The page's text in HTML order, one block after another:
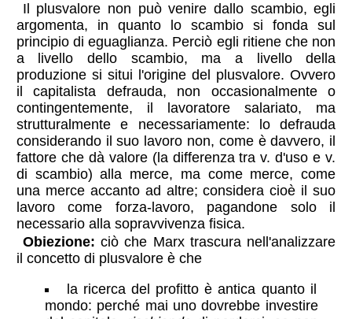
Il plusvalore non può venire dallo scambio, egli
argomenta, in quanto lo scambio si fonda sul
principio di eguaglianza. Perciò egli ritiene che non
a livello dello scambio, ma a livello della
produzione si situi l'origine del plusvalore. Ovvero
il capitalista defrauda, non occasionalmente o
contingentemente, il lavoratore salariato, ma
strutturalmente e necessariamente: lo defrauda
considerando il suo lavoro non, come è davvero, il
fattore che dà valore (la differenza tra v. d'uso e v.
di scambio) alla merce, ma come merce, come
una merce accanto ad altre; considera cioè il suo
lavoro come forza-lavoro, pagandone solo il
necessario alla sopravvivenza fisica.
Obiezione: ciò che Marx trascura nell'analizzare
il concetto di plusvalore è che
la ricerca del profitto è antica quanto il
mondo: perché mai uno dovrebbe investire